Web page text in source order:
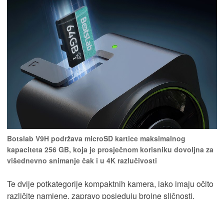
Botslab V9H podržava microSD kartice maksimalnog
kapaciteta 256 GB, koja je prosječnom korisniku dovoljna za
višednevno snimanje čak i u 4K razlučivosti
Te dvije potkategorije kompaktnih kamera, iako imaju očito
različite namjene, zapravo posjeduju brojne sličnosti.